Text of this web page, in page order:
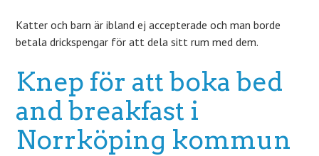
Katter och barn är ibland ej accepterade och man borde
betala drickspengar för att dela sitt rum med dem.
Knep för att boka bed
and breakfast i
Norrköping kommun